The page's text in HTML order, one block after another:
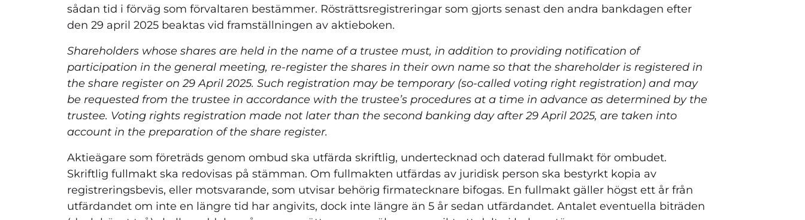
sådan tid i förväg som förvaltaren bestämmer. Rösträttsregistreringar som gjorts senast den andra bankdagen efter
den 29 april 2025 beaktas vid framställningen av aktieboken.
Shareholders whose shares are held in the name of a trustee must, in addition to providing notification of
participation in the general meeting, re-register the shares in their own name so that the shareholder is registered in
the share register on 29 April 2025. Such registration may be temporary (so-called voting right registration) and may
be requested from the trustee in accordance with the trustee’s procedures at a time in advance as determined by the
trustee. Voting rights registration made not later than the second banking day after 29 April 2025, are taken into
account in the preparation of the share register.
Aktieägare som företräds genom ombud ska utfärda skriftlig, undertecknad och daterad fullmakt för ombudet.
Skriftlig fullmakt ska redovisas på stämman. Om fullmakten utfärdas av juridisk person ska bestyrkt kopia av
registreringsbevis, eller motsvarande, som utvisar behörig firmatecknare bifogas. En fullmakt gäller högst ett år från
utfärdandet om inte en längre tid har angivits, dock inte längre än 5 år sedan utfärdandet. Antalet eventuella biträden